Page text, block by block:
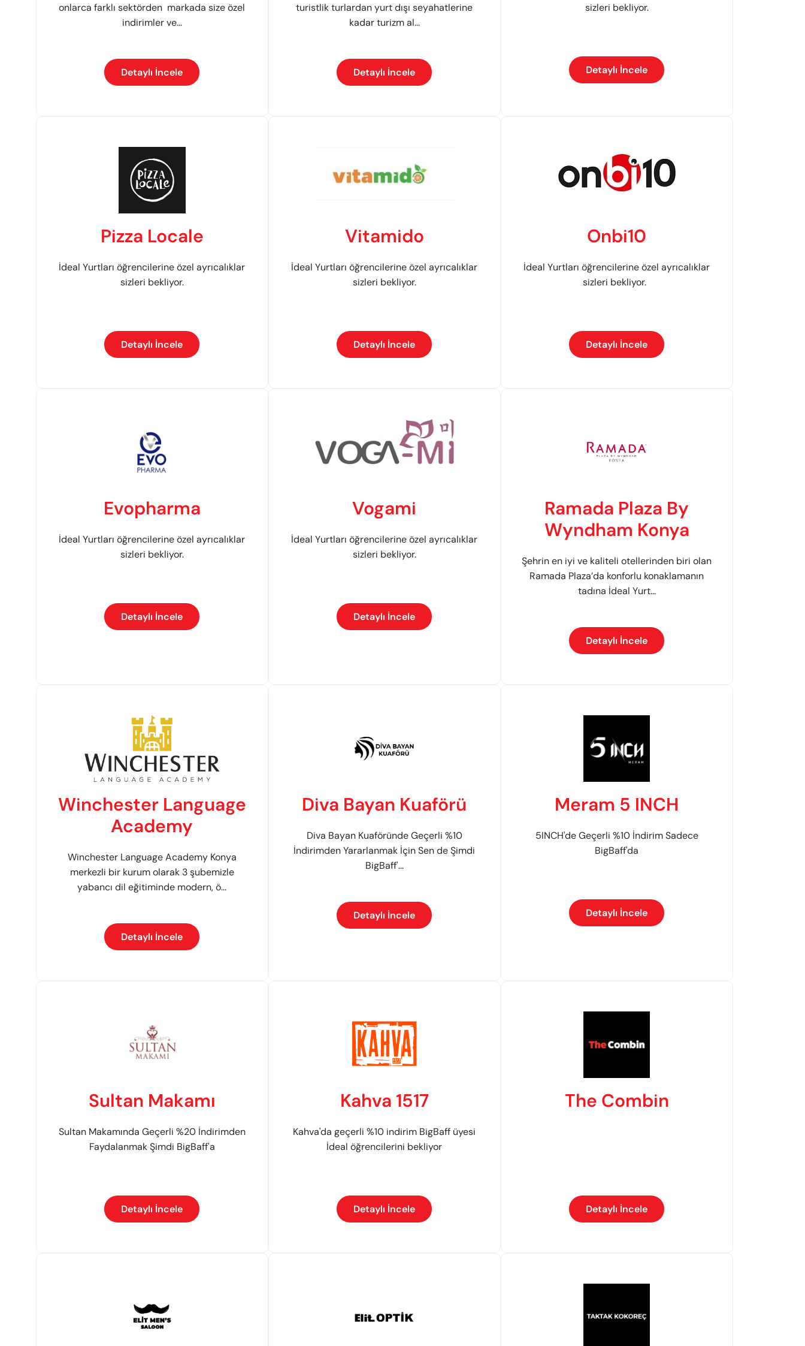
onlarca farklı sektörden markada size özel
indirimler ve...
Detaylı İncele
turistlik turlardan yurt dışı seyahatlerine
kadar turizm al...
Detaylı İncele
sizleri bekliyor.
Detaylı İncele
Pizza Locale
İdeal Yurtları öğrencilerine özel ayrıcalıklar
sizleri bekliyor.
Detaylı İncele
Vitamido
İdeal Yurtları öğrencilerine özel ayrıcalıklar
sizleri bekliyor.
Detaylı İncele
Onbi10
İdeal Yurtları öğrencilerine özel ayrıcalıklar
sizleri bekliyor.
Detaylı İncele
Evopharma
İdeal Yurtları öğrencilerine özel ayrıcalıklar
sizleri bekliyor.
Detaylı İncele
Vogami
İdeal Yurtları öğrencilerine özel ayrıcalıklar
sizleri bekliyor.
Detaylı İncele
Ramada Plaza By
Wyndham Konya
Şehrin en iyi ve kaliteli otellerinden biri olan
Ramada Plaza’da konforlu konaklamanın
tadına İdeal Yurt...
Detaylı İncele
Winchester Language
Academy
Winchester Language Academy Konya
merkezli bir kurum olarak 3 şubemizle
yabancı dil eğitiminde modern, ö...
Detaylı İncele
Diva Bayan Kuaförü
Diva Bayan Kuaföründe Geçerli %10
İndirimden Yararlanmak İçin Sen de Şimdi
BigBaff'...
Detaylı İncele
Meram 5 INCH
5INCH'de Geçerli %10 İndirim Sadece
BigBaff'da
Detaylı İncele
Sultan Makamı
Sultan Makamında Geçerli %20 İndirimden
Faydalanmak Şimdi BigBaff'a
Detaylı İncele
Kahva 1517
Kahva'da geçerli %10 indirim BigBaff üyesi
İdeal öğrencilerini bekliyor
Detaylı İncele
The Combin
Detaylı İncele